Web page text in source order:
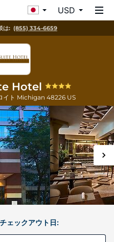
USD
は: (855) 334-6659
Hotel
イト Michigan 48226 US
チェックアウト日: